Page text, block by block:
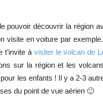
pouvoir découvrir la région
visite en voiture par
t’invite à visiter le volcan de
sur la région et les
les enfants ! Il y a 2-3
du point de vue aérien 🙂